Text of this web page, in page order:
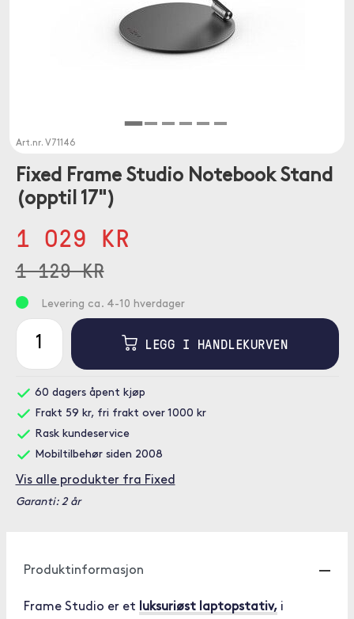
Art.nr. V71146
Fixed Frame Studio Notebook Stand
(opptil 17")
1 029 KR
1 129 KR
Levering ca. 4-10 hverdager
LEGG I HANDLEKURVEN
60 dagers åpent kjøp
Frakt 59 kr, fri frakt over 1000 kr
Rask kundeservice
Mobiltilbehør siden 2008
Vis alle produkter fra Fixed
Garanti: 2 år
Produktinformasjon
Frame Studio er et luksuriøst laptopstativ, i